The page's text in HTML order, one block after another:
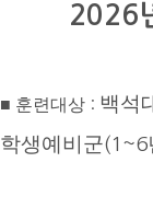
2026
■ 훈련대상 : 백석
학생예비군(1~6